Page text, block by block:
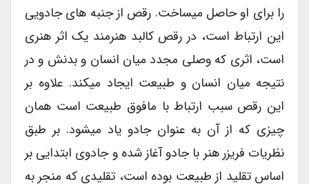
را برای او حاصل میساخت. رقص از جنبه های جادویی
این ارتباط است، در رقص کالبد هنرمند یک اثر هنری
است، اثری که وصلی مجدد میان انسان و بدنش و در
نتیجه میان انسان و طبیعت ایجاد میکند. علاوه بر
این رقص سبب ارتباط با مافوق طبیعت است همان
چیزی که از آن به عنوان جادو یاد میشود. بر طبق
نظریات فریزر هنر با جادو آغاز شده و جادوی ابتدایی بر
اساس تقلید از طبیعت بوده است، تقلیدی که منجر به